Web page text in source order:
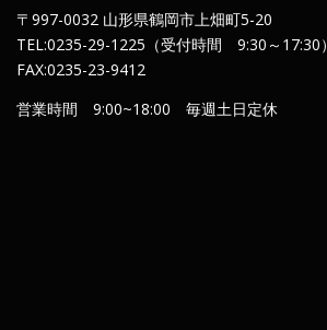
〒997-0032 山形県鶴岡市上畑町5-20
TEL:0235-29-1225（受付時間 9:30～17:30）
FAX:0235-23-9412
営業時間 9:00~18:00 毎週土日定休